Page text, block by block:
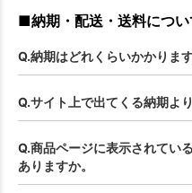
■納期・配送・送料につい
Q.納期はどれくらいかかります
Q.サイト上で出てくる納期よ
Q.商品ページに表示されてい
ありますか。